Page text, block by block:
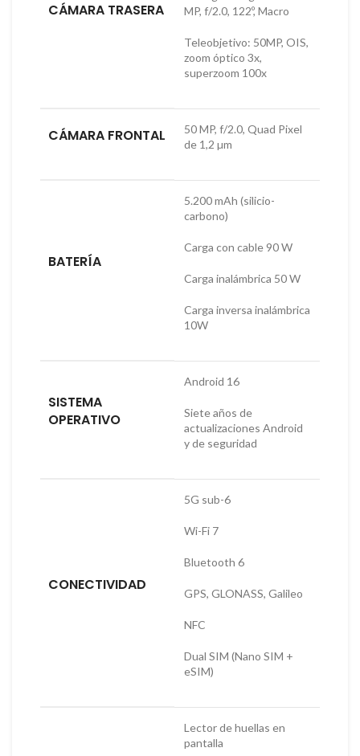
CÁMARA TRASERA
MP, f/2.0, 122º, Macro
Teleobjetivo: 50MP, OIS,
zoom óptico 3x,
superzoom 100x
CÁMARA FRONTAL
50 MP, f/2.0, Quad Pixel
de 1,2 µm
BATERÍA
5.200 mAh (silicio-
carbono)
Carga con cable 90 W
Carga inalámbrica 50 W
Carga inversa inalámbrica
10W
SISTEMA
OPERATIVO
Android 16
Siete años de
actualizaciones Android
y de seguridad
CONECTIVIDAD
5G sub-6
Wi-Fi 7
Bluetooth 6
GPS, GLONASS, Galileo
NFC
Dual SIM (Nano SIM +
eSIM)
Lector de huellas en
pantalla